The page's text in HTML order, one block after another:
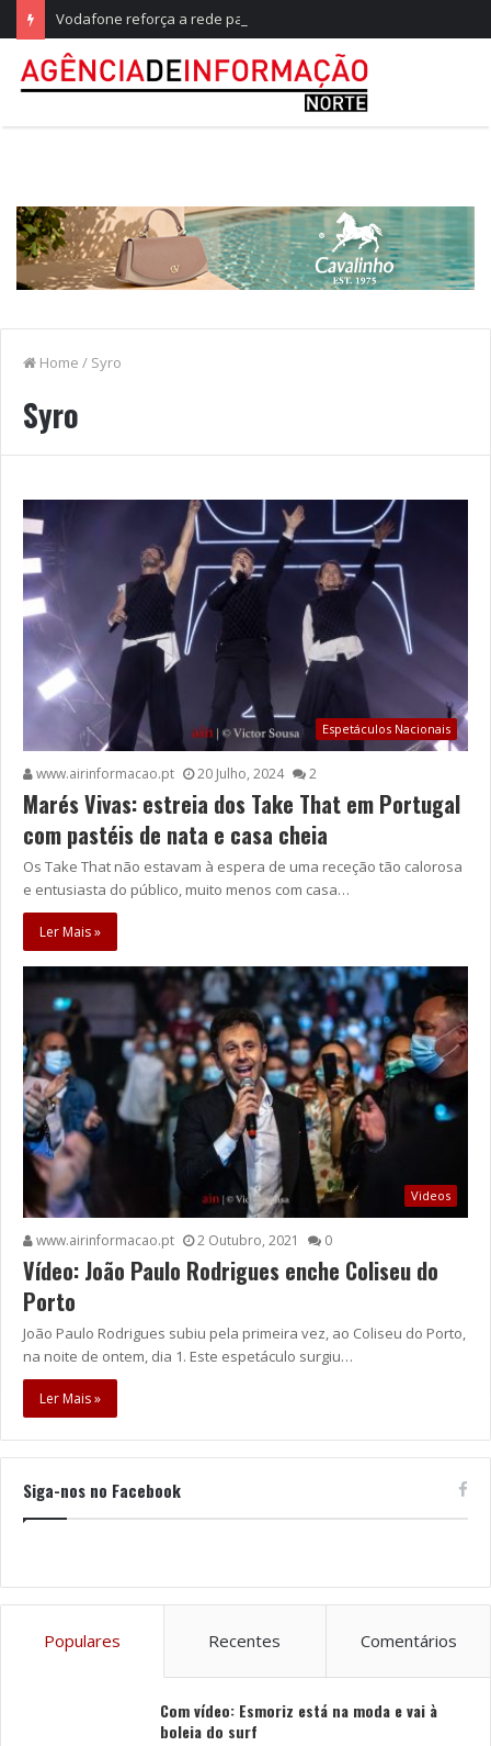
Home / Syro
Syro
Espetáculos Nacionais
www.airinformacao.pt 20 Julho, 2024 2
Marés Vivas: estreia dos Take That em Portugal
com pastéis de nata e casa cheia
Os Take That não estavam à espera de uma receção tão calorosa
e entusiasta do público, muito menos com casa…
Ler Mais »
Videos
www.airinformacao.pt 2 Outubro, 2021 0
Vídeo: João Paulo Rodrigues enche Coliseu do
Porto
João Paulo Rodrigues subiu pela primeira vez, ao Coliseu do Porto,
na noite de ontem, dia 1. Este espetáculo surgiu…
Ler Mais »
Siga-nos no Facebook
Populares Recentes Comentários
Com vídeo: Esmoriz está na moda e vai à
boleia do surf